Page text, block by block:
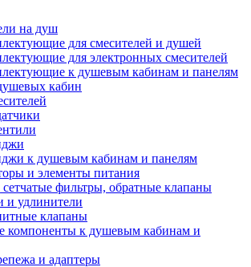
на душ
для смесителей и душей
для электронных смесителей
к душевым кабинам и панелям
кабин
к душевым кабинам и панелям
и элементы питания
фильтры, обратные клапаны
и удлинители
клапаны
компоненты к душевым кабинам и
и адаптеры